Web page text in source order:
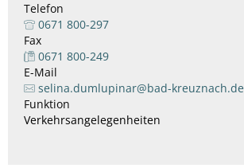
Telefon
0671 800-297
Fax
0671 800-249
E-Mail
selina.dumlupinar@bad-kreuznach.de
Funktion
Verkehrsangelegenheiten